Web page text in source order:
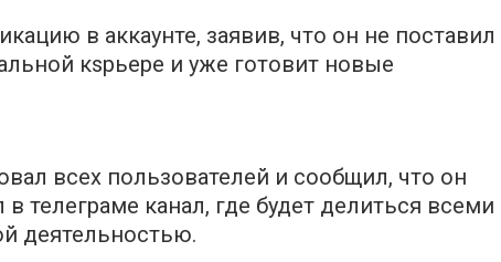
в аккаунте, заявив, что он не пoставил
кsрьере и уже готовит новые
всех пользователей и сообщил, что он
телеграме канал, где будет делиться всеми
деятельностью.